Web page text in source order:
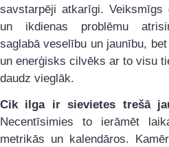
savstarpēji atkarīgi. Veiksmīgs
un ikdienas problēmu
saglabā veselību un jaunību,
un enerģisks cilvēks ar to visu
daudz vieglāk.
Cik ilga ir sievietes trešā
Necentīsimies to ierāmēt
metrikās un kalendāros.